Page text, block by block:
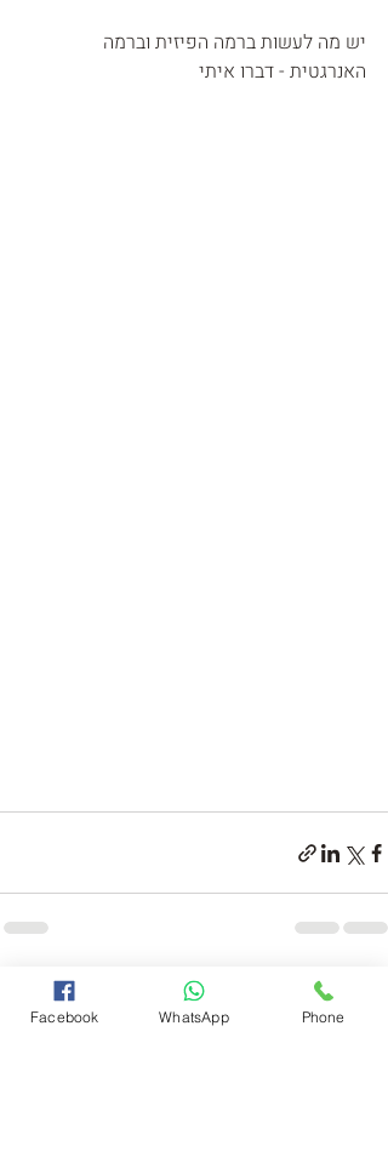
יש מה לעשות ברמה הפיזית וברמה
האנרגטית - דברו איתי
פוסטים אחרונים
Facebook WhatsApp Phone